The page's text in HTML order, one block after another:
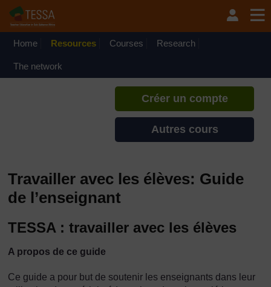
Home Resources Courses Research
The network
Si vous créez un compte, vous
pouvez établir un profil
Créer un compte
Autres cours
Travailler avec les élèves: Guide
de l’enseignant
TESSA : travailler avec les élèves
A propos de ce guide
Ce guide a pour but de soutenir les enseignants dans leur